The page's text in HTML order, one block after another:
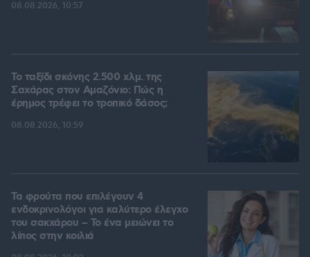
08.08.2026, 10:57
Το ταξίδι σκόνης 2.500 χλμ. της
Σαχάρας στον Αμαζόνιο: Πώς η
έρημος τρέφει το τροπικό δάσος;
08.08.2026, 10:59
Τα φρούτα που επιλέγουν 4
ενδοκρινολόγοι για καλύτερο έλεγχο
του σακχάρου – Το ένα μειώνει το
λίπος στην κοιλιά